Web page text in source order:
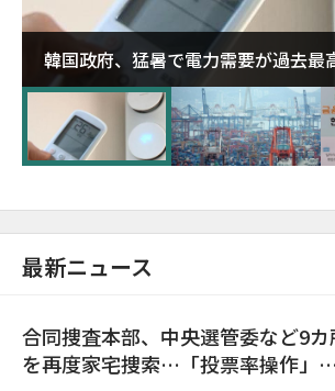
韓国政府、猛暑で電力需要が過去最
に需給対応体制を点検
最新ニュース
合同捜査本部、中央選管委など9カ
を再度家宅捜索…「投票率操作」の